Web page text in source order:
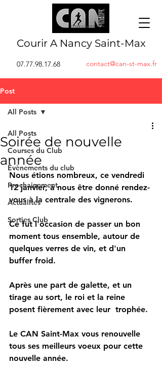
Courir A Nancy Saint-Max
07.77.98.17.68 contact@can-st-max.fr
Post
All Posts
Courses du Club
Évènements du club
Prochainement
Actualités
Sorties Club
All Posts
Soirée de nouvelle
année
Nous étions nombreux, ce vendredi
12 janvier, à nous être donné rendez-
vous à la centrale des vignerons.
Ce fut l'occasion de passer un bon
moment tous ensemble, autour de
quelques verres de vin, et d'un
buffer froid.
Après une part de galette, et un
tirage au sort, le roi et la reine
posent fièrement avec leur  trophée.
Le CAN Saint-Max vous renouvelle
tous ses meilleurs voeux pour cette
nouvelle année.